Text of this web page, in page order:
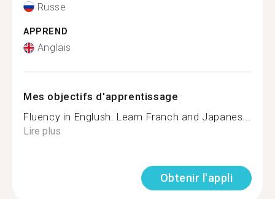
Russe
APPREND
Anglais
Mes objectifs d'apprentissage
Fluency in Englush. Learn Franch and Japanes...
Lire plus
Obtenir l'appli